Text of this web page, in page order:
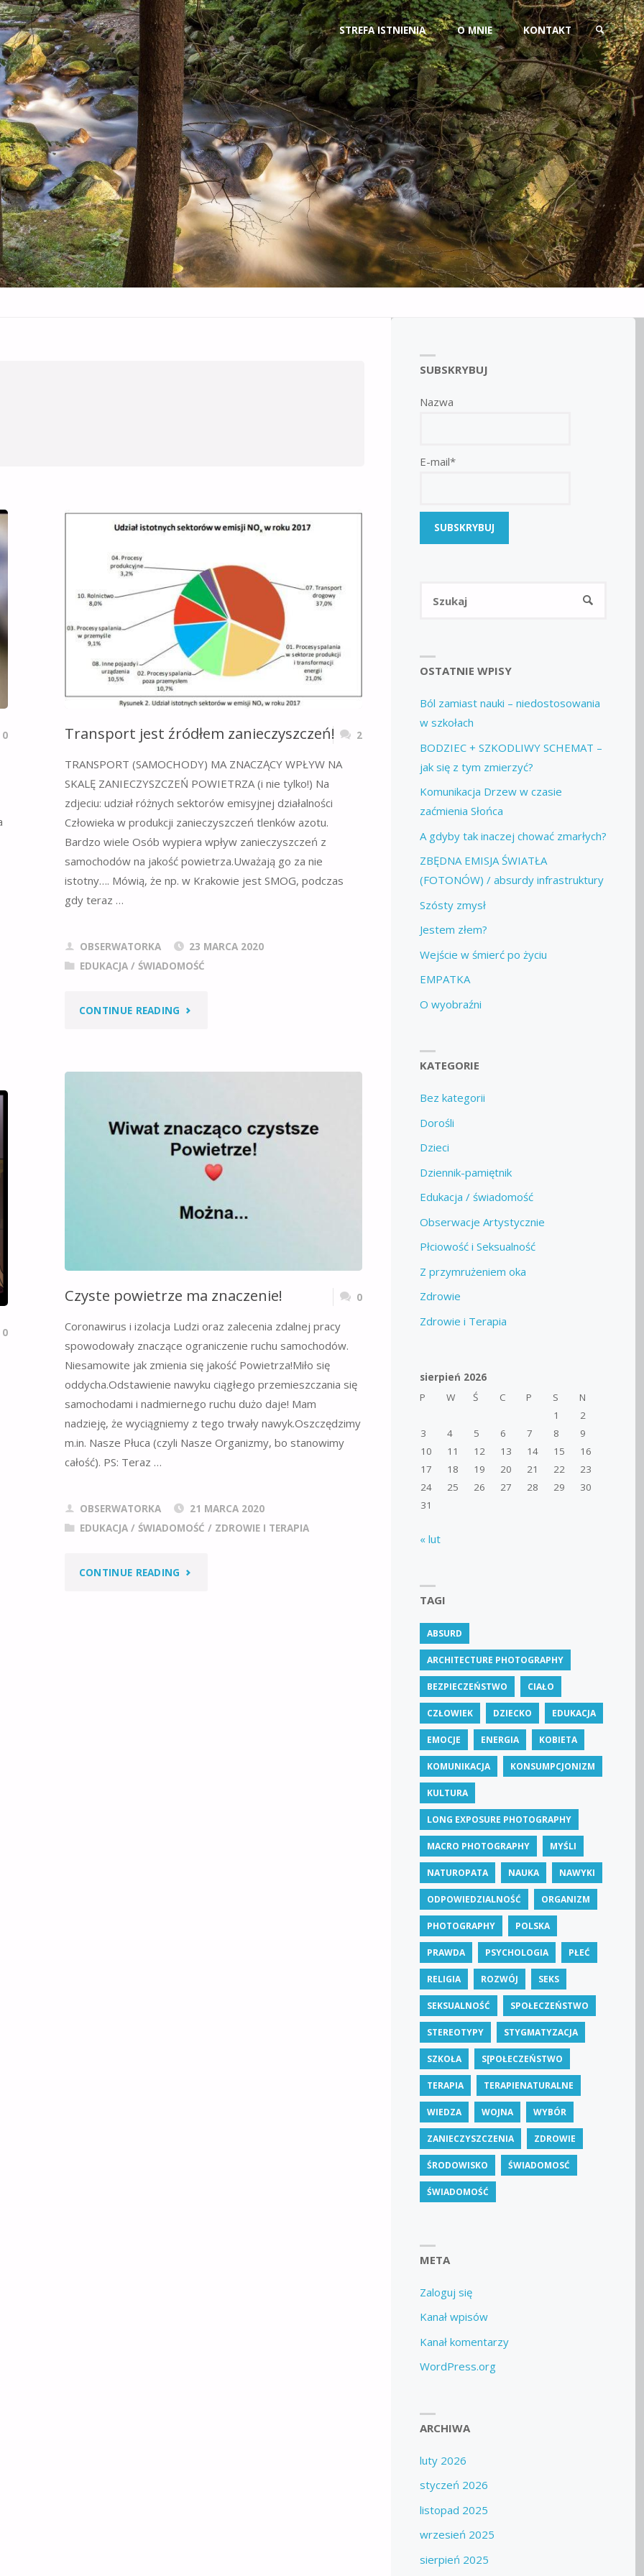
Przejdź
do
treści
STREFA ISTNIENIA O MNIE KONTAKT
SZUKAJ
0 Transport jest źródłem zanieczyszczeń! 2
TRANSPORT (SAMOCHODY) MA ZNACZĄCY WPŁYW NA
SKALĘ ZANIECZYSZCZEŃ POWIETRZA (i nie tylko!) Na
zdjeciu: udział różnych sektorów emisyjnej działalności
Człowieka w produkcji zanieczyszczeń tlenków azotu.
Bardzo wiele Osób wypiera wpływ zanieczyszczeń z
samochodów na jakość powietrza.Uważają go za nie
istotny…. Mówią, że np. w Krakowie jest SMOG, podczas
gdy teraz …
OBSERWATORKA
23 MARCA 2020
EDUKACJA / ŚWIADOMOŚĆ
CONTINUE READING "TRANSPORT
ŹRÓDŁEM
Czyste powietrze ma znaczenie! 0
Coronawirus i izolacja Ludzi oraz zalecenia zdalnej pracy
spowodowały znaczące ograniczenie ruchu samochodów.
Niesamowite jak zmienia się jakość Powietrza!Miło się
oddycha.Odstawienie nawyku ciągłego przemieszczania się
samochodami i nadmiernego ruchu dużo daje! Mam
nadzieję, że wyciągniemy z tego trwały nawyk.Oszczędzimy
m.in. Nasze Płuca (czyli Nasze Organizmy, bo stanowimy
całość). PS: Teraz …
OBSERWATORKA
21 MARCA 2020
EDUKACJA / ŚWIADOMOŚĆ / ZDROWIE I TERAPIA
CONTINUE READING "CZYSTE
0
SUBSKRYBUJ
Nazwa
E-mail*
SZUKAJ
OSTATNIE WPISY
Ból zamiast nauki – niedostosowania
w szkołach
BODZIEC + SZKODLIWY SCHEMAT –
jak się z tym zmierzyć?
Komunikacja Drzew w czasie
zaćmienia Słońca
A gdyby tak inaczej chować zmarłych?
ZBĘDNA EMISJA ŚWIATŁA
(FOTONÓW) / absurdy infrastruktury
Szósty zmysł
Jestem złem?
Wejście w śmierć po życiu
EMPATKA
O wyobraźni
KATEGORIE
Bez kategorii
Dorośli
Dzieci
Dziennik-pamiętnik
Edukacja / świadomość
Obserwacje Artystycznie
Płciowość i Seksualność
Z przymrużeniem oka
Zdrowie
Zdrowie i Terapia
sierpień 2026
P
W Ś C P S
N
1
2
3
4 5 6 7 8
9
10
11 12 13 14 15
16
17
18 19 20 21 22
23
24
25 26 27 28 29
30
31
« lut
TAGI
ABSURD
ARCHITECTURE PHOTOGRAPHY
BEZPIECZEŃSTWO CIAŁO
CZŁOWIEK DZIECKO EDUKACJA
EMOCJE ENERGIA KOBIETA
KOMUNIKACJA KONSUMPCJONIZM
KULTURA
LONG EXPOSURE PHOTOGRAPHY
MACRO PHOTOGRAPHY MYŚLI
NATUROPATA NAUKA NAWYKI
ODPOWIEDZIALNOŚĆ ORGANIZM
PHOTOGRAPHY POLSKA
PRAWDA PSYCHOLOGIA PŁEĆ
RELIGIA ROZWÓJ SEKS
SEKSUALNOŚĆ SPOŁECZEŃSTWO
STEREOTYPY STYGMATYZACJA
SZKOŁA S[POŁECZEŃSTWO
TERAPIA TERAPIENATURALNE
WIEDZA WOJNA WYBÓR
ZANIECZYSZCZENIA ZDROWIE
ŚRODOWISKO ŚWIADOMOSĆ
ŚWIADOMOŚĆ
META
Zaloguj się
Kanał wpisów
Kanał komentarzy
WordPress.org
ARCHIWA
luty 2026
styczeń 2026
listopad 2025
wrzesień 2025
sierpień 2025